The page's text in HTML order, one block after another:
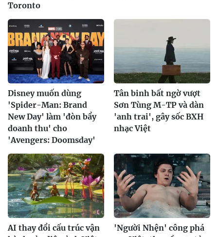
Toronto
Disney muốn dùng
'Spider-Man: Brand
New Day' làm 'đòn bẩy
doanh thu' cho
'Avengers: Doomsday'
Tân binh bất ngờ vượt
Sơn Tùng M-TP và dàn
'anh trai', gây sốc BXH
nhạc Việt
AI thay đổi cấu trúc vận
'Người Nhện' công phá